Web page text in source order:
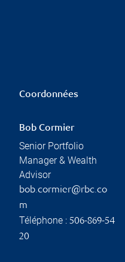
Coordonnées
Bob Cormier
Senior Portfolio
Manager & Wealth
Advisor
bob.cormier@rbc.co
m
Téléphone : 506-869-54
20